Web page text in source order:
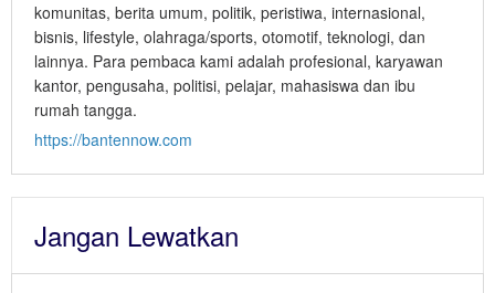
komunitas, berita umum, politik, peristiwa, internasional,
bisnis, lifestyle, olahraga/sports, otomotif, teknologi, dan
lainnya. Para pembaca kami adalah profesional, karyawan
kantor, pengusaha, politisi, pelajar, mahasiswa dan ibu
rumah tangga.
https://bantennow.com
Jangan Lewatkan